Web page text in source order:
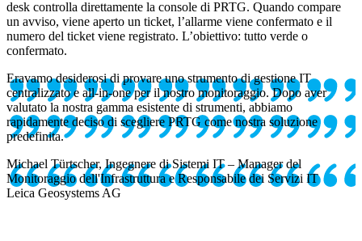
desk controlla direttamente la console di PRTG. Quando compare
un avviso, viene aperto un ticket, l’allarme viene confermato e il
numero del ticket viene registrato. L’obiettivo: tutto verde o
confermato.
Eravamo desiderosi di provare uno strumento di gestione IT
centralizzato e all-in-one per il nostro monitoraggio. Dopo aver
valutato la nostra gamma esistente di strumenti, abbiamo
rapidamente deciso di scegliere PRTG come nostra soluzione
predefinita.
Michael Türtscher, Ingegnere di Sistemi IT – Manager del
Monitoraggio dell'Infrastruttura e Responsabile dei Servizi IT
Leica Geosystems AG